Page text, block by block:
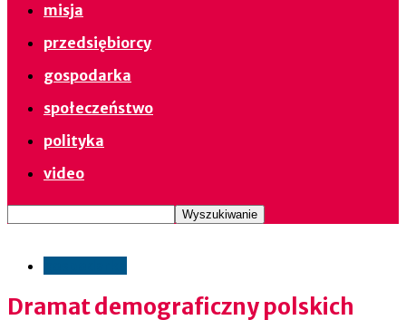
misja
przedsiębiorcy
gospodarka
społeczeństwo
polityka
video
Dramat demograficzny polskich